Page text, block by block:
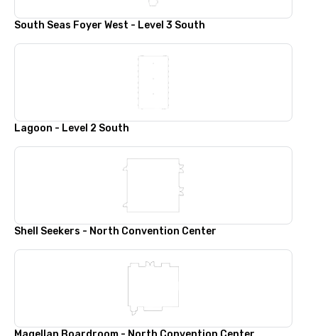
South Seas Foyer West - Level 3 South
Lagoon - Level 2 South
Shell Seekers - North Convention Center